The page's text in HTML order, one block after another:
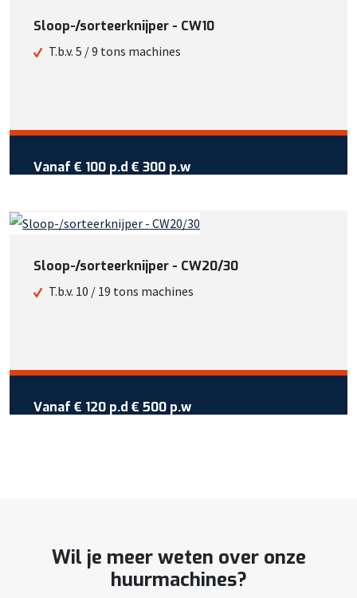
Of bekijk meer informatie
Vanaf € 100 p.d € 300 p.w
Wil je meer weten over deze
machine?
Of bekijk meer informatie
Sloop-/sorteerknijper - CW10
T.b.v. 5 / 9 tons machines
Vanaf € 120 p.d € 500 p.w
Vraag reservering aan
Sloop-/sorteerknijper - CW20/30
T.b.v. 10 / 19 tons machines
Wil je meer weten over onze
huurmachines?